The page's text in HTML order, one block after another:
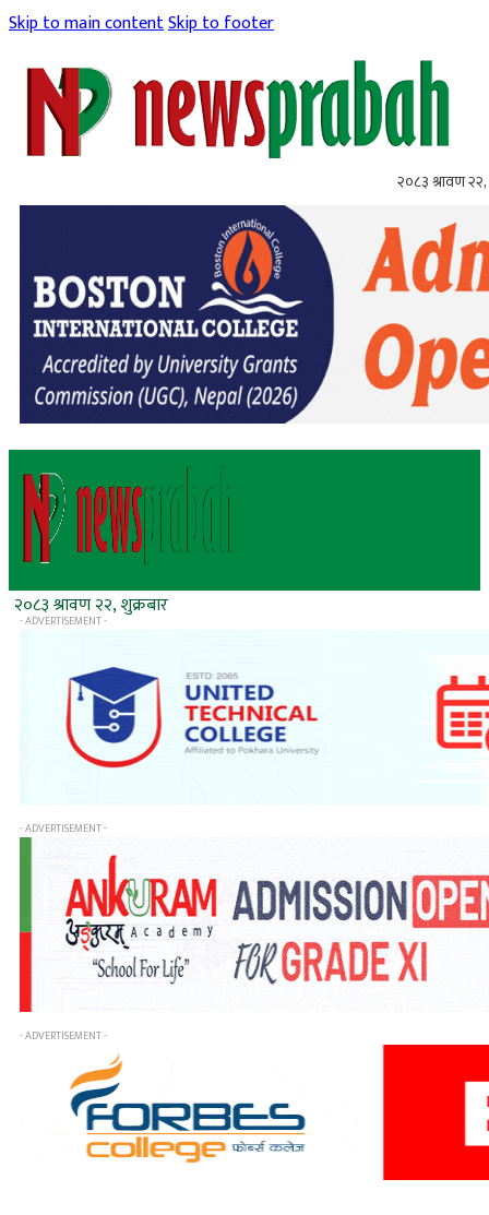
Skip to main contentSkip to footer
२०८३ श्रावण २२,
२०८३ श्रावण २२, शुक्रबार
- ADVERTISEMENT -
- ADVERTISEMENT -
- ADVERTISEMENT -